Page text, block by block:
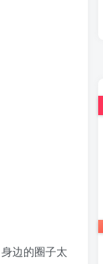
边的圈子太